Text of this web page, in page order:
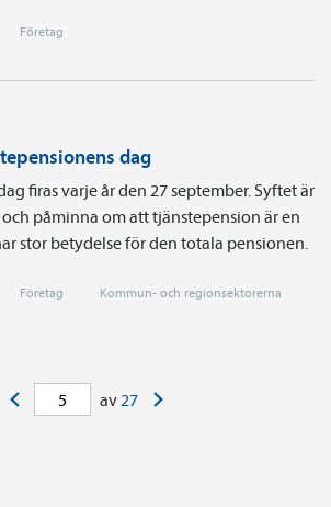
Företag
dag
firas varje år den 27 september. Syftet är
påminna om att tjänstepension är en
stor betydelse för den totala pensionen.
Företag Kommun- och regionsektorerna
av27